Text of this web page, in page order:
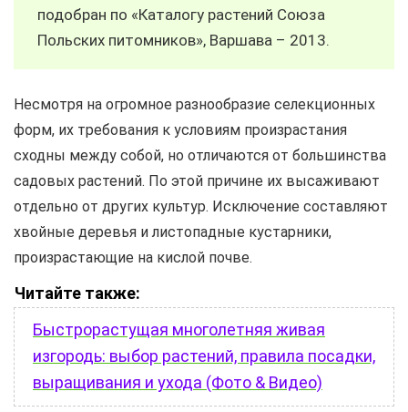
подобран по «Каталогу растений Союза
Польских питомников», Варшава – 2013.
Несмотря на огромное разнообразие селекционных
форм, их требования к условиям произрастания
сходны между собой, но отличаются от большинства
садовых растений. По этой причине их высаживают
отдельно от других культур. Исключение составляют
хвойные деревья и листопадные кустарники,
произрастающие на кислой почве.
Читайте также:
Быстрорастущая многолетняя живая
изгородь: выбор растений, правила посадки,
выращивания и ухода (Фото & Видео)